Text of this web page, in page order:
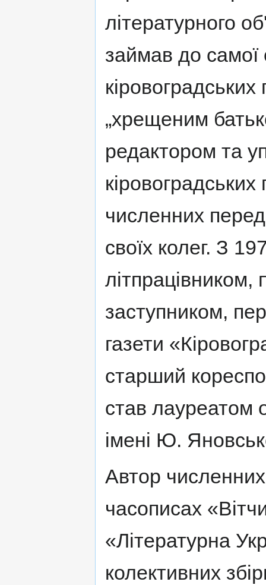
літературного
займав до самої
„хрещеним
редактором та
численних
своїх колег. З
літпрацівником,
заступником,
газети
старший
став лауреатом
імені Ю.
Автор численних
часописах
«Літературна
колективних